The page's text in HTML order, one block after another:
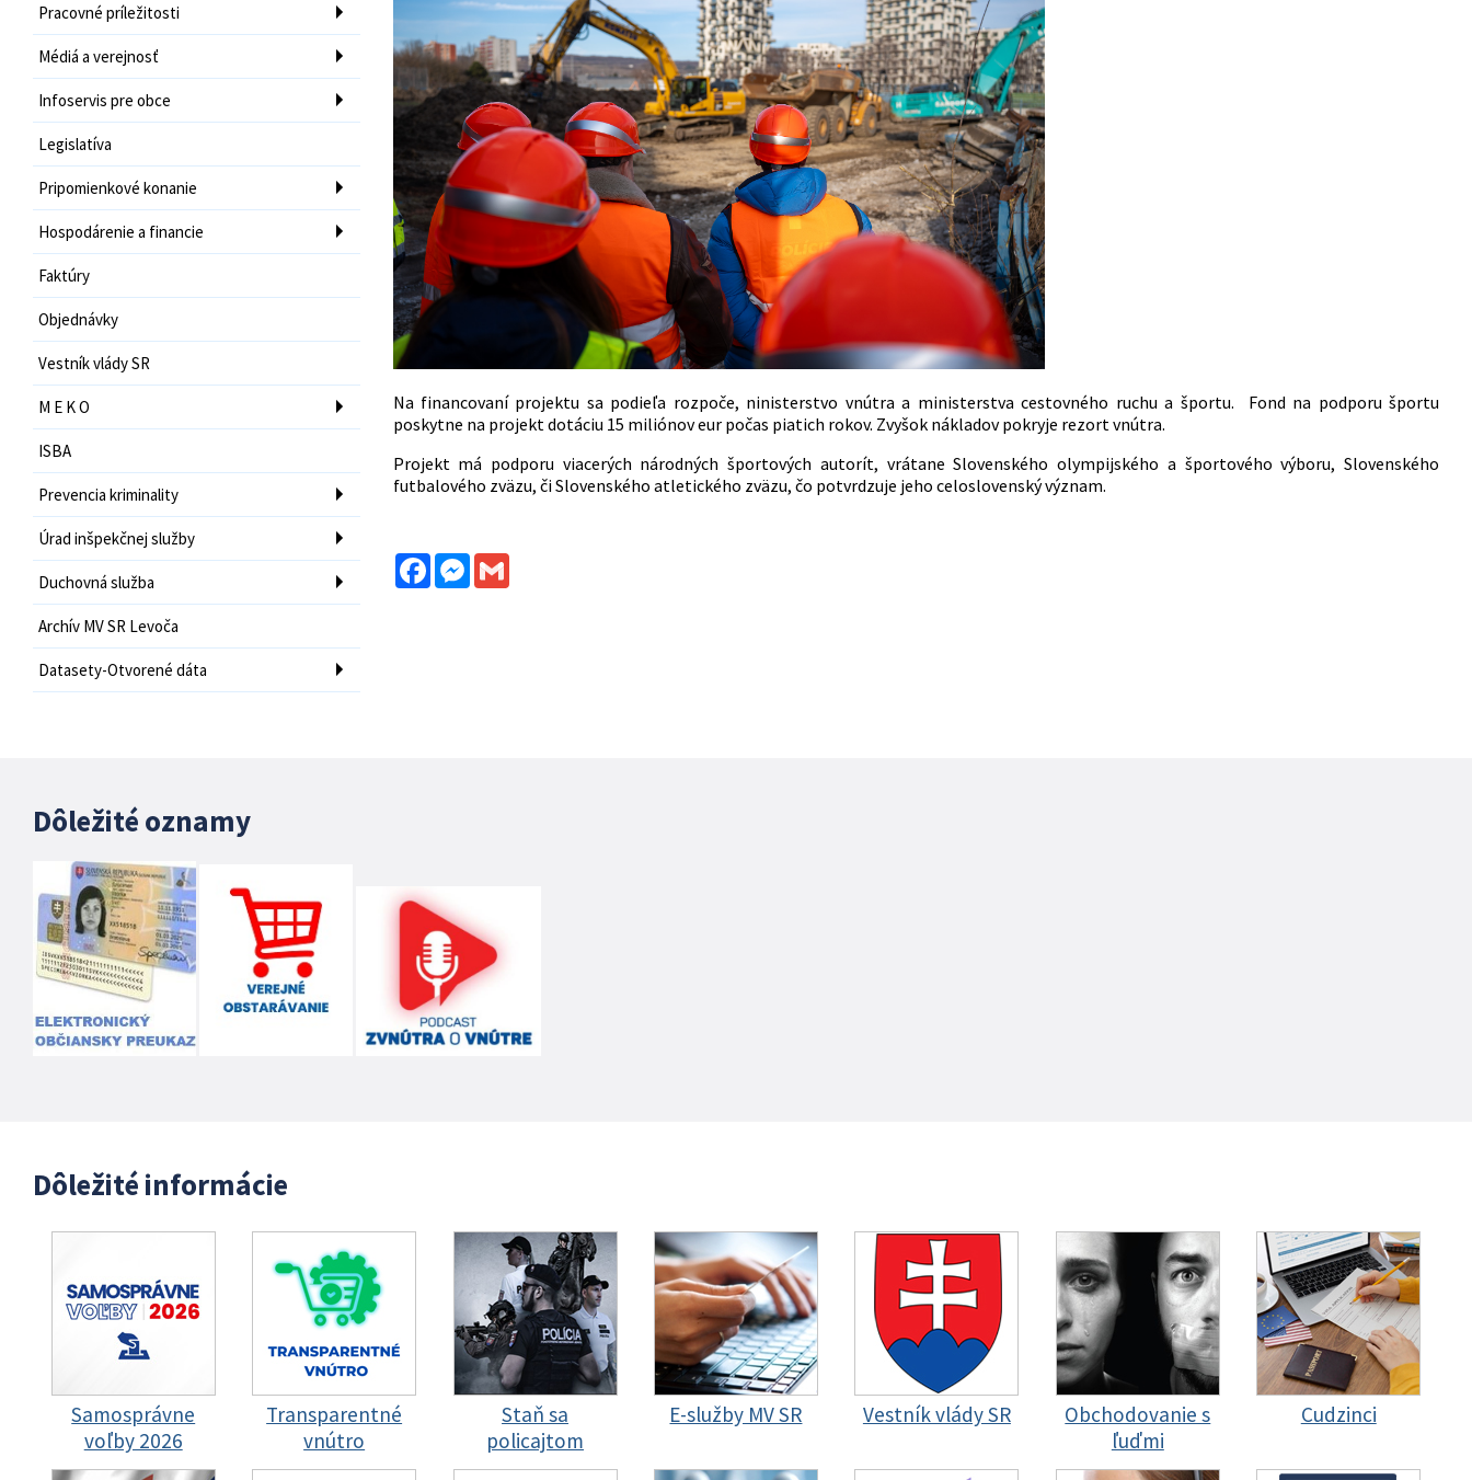
Pracovné príležitosti
Médiá a verejnosť
Infoservis pre obce
Legislatíva
Pripomienkové konanie
Hospodárenie a financie
Faktúry
Objednávky
Vestník vlády SR
M E K O
ISBA
Prevencia kriminality
Úrad inšpekčnej služby
Duchovná služba
Archív MV SR Levoča
Datasety-Otvorené dáta
Na financovaní projektu sa podieľa rozpoče, ninisterstvo vnútra a ministerstva cestovného ruchu a športu. Fond na podporu športu
poskytne na projekt dotáciu 15 miliónov eur počas piatich rokov. Zvyšok nákladov pokryje rezort vnútra.
Projekt má podporu viacerých národných športových autorít, vrátane Slovenského olympijského a športového výboru, Slovenského
futbalového zväzu, či Slovenského atletického zväzu, čo potvrdzuje jeho celoslovenský význam.
FacebookMessenger
Gmail
Dôležité oznamy
Dôležité informácie
Samosprávne
voľby 2026
Transparentné
vnútro
Staň sa
policajtom
E-služby MV SR Vestník vlády SR
Obchodovanie s
ľuďmi
Cudzinci